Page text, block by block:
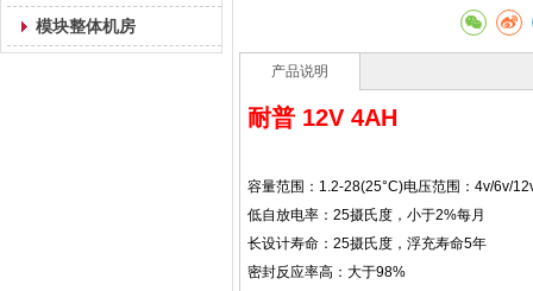
模块整体机房
产品说明
耐普 12V 4AH
容量范围：1.2-28(25°C)电压范围：4v/6v/
低自放电率：25摄氏度，小于2%每月
长设计寿命：25摄氏度，浮充寿命5年
密封反应率高：大于98%